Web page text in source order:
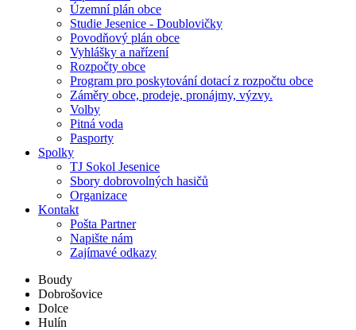
Územní plán obce
Studie Jesenice - Doublovičky
Povodňový plán obce
Vyhlášky a nařízení
Rozpočty obce
Program pro poskytování dotací z rozpočtu obce
Záměry obce, prodeje, pronájmy, výzvy.
Volby
Pitná voda
Pasporty
Spolky
TJ Sokol Jesenice
Sbory dobrovolných hasičů
Organizace
Kontakt
Pošta Partner
Napište nám
Zajímavé odkazy
Boudy
Dobrošovice
Dolce
Hulín